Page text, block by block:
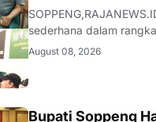
sederhana dalam
Kegiatan ini
August 08, 2026
Bupati Soppeng